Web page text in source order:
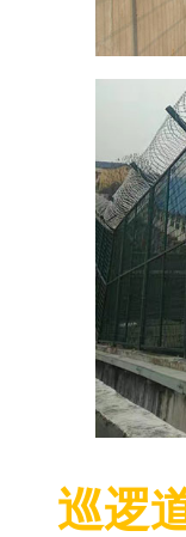
巡逻